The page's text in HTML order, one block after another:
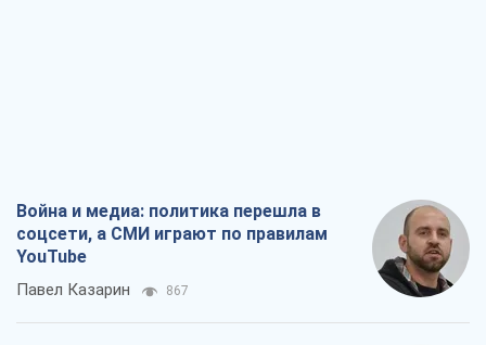
Война и медиа: политика перешла в
соцсети, а СМИ играют по правилам
YouTube
Павел Казарин 867